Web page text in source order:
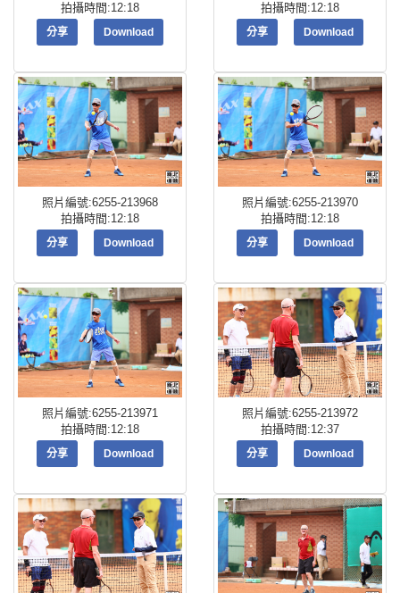
拍攝時間:12:18
分享 Download
拍攝時間:12:18
分享 Download
照片編號:6255-213968
拍攝時間:12:18
分享 Download
照片編號:6255-213970
拍攝時間:12:18
分享 Download
照片編號:6255-213971
拍攝時間:12:18
分享 Download
照片編號:6255-213972
拍攝時間:12:37
分享 Download